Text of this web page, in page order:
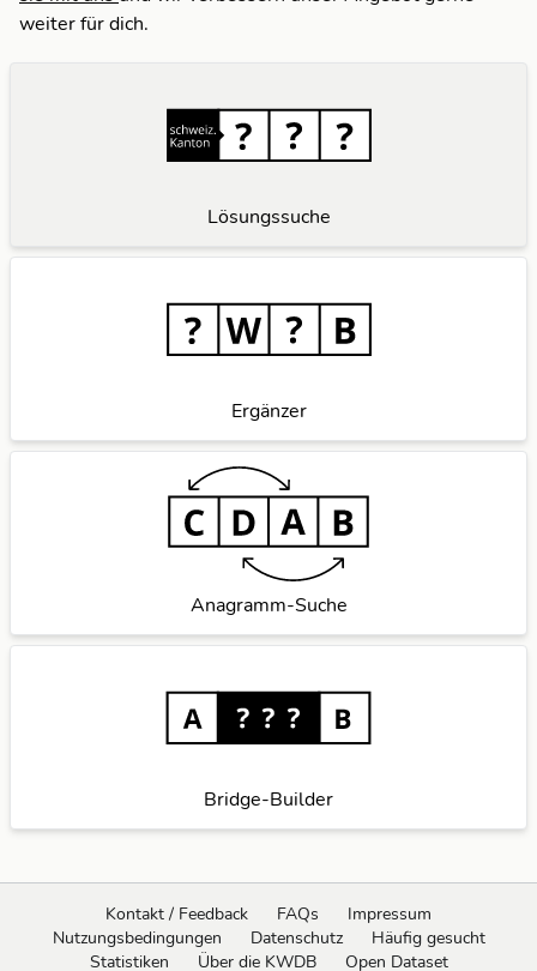
weiter für dich.
Lösungssuche
Ergänzer
Anagramm-Suche
Bridge-Builder
Kontakt / Feedback FAQs
Impressum
Nutzungsbedingungen
Datenschutz
Häufig gesucht
Statistiken
Über die KWDB Open Dataset